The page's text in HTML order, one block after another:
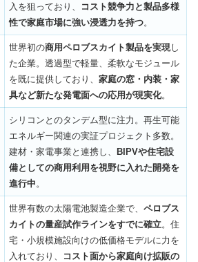
入を狙っており、
コスト競争力と製品多様
性で家庭市場に強い浸透力を持つ。
世界初の商用ペロブスカイト製品を実現し
た企業。透過型で軽量、柔軟なモジュール
を既に提供しており、家庭の窓・内装・家
具など新たな発電面への応用が現実化。
シリコンとのタンデム型に注力。再生可能
エネルギー関連の実証プロジェクト多数。
建材・家電事業と連携し、BIPVや住宅設
備としての商用利用を視野に入れた開発を
進行中 。
世界有数の太陽電池製造企業で、ペロブス
カイトの量産試作ラインをすでに確立。住
宅・小規模施設向けの低価格モデルに力を
入れており、
コスト面から家庭向け拡販の